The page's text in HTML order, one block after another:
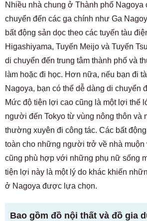
Nhiều nhà chung ở Thành phố Nagoya
chuyển đến các ga chính như Ga
bất động sản dọc theo các tuyến tàu
Higashiyama, Tuyến Meijo và Tuyến
di chuyển đến trung tâm thành phố và
làm hoặc đi học. Hơn nữa, nếu bạn đi
Nagoya, bạn có thể dễ dàng di chuyển
Mức độ tiện lợi cao cũng là một lợi thế
người đến Tokyo từ vùng nông thôn và
thường xuyên đi công tác. Các bất
toàn cho những người trở về nhà muộn
cũng phù hợp với những phụ nữ sống
tiện lợi này là một lý do khác khiến
ở Nagoya được lựa chọn.
Bao gồm đồ nội thất và đồ gia